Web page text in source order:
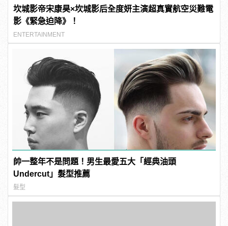
坎城影帝宋康昊×坎城影后全度妍主演超真實航空災難電
影《緊急迫降》！
ENTERTAINMENT
帥一整年不是問題！男生最愛五大「經典油頭
Undercut」髮型推薦
髮型